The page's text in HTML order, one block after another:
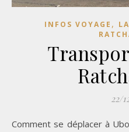
INFOS VOYAGE ,
22/
Comment se déplacer à Ubon Ratchathani. Même s’il n’y a